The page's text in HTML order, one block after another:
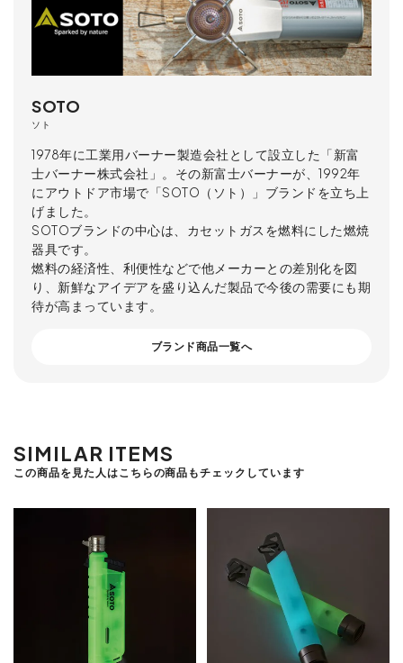
SOTO
ソト
1978年に工業用バーナー製造会社として設立した「新富
士バーナー株式会社」。その新富士バーナーが、1992年
にアウトドア市場で「SOTO（ソト）」ブランドを立ち上
げました。
SOTOブランドの中心は、カセットガスを燃料にした燃焼
器具です。
燃料の経済性、利便性などで他メーカーとの差別化を図
り、新鮮なアイデアを盛り込んだ製品で今後の需要にも期
待が高まっています。
ブランド商品一覧へ
SIMILAR ITEMS
この商品を見た人はこちらの商品もチェックしています